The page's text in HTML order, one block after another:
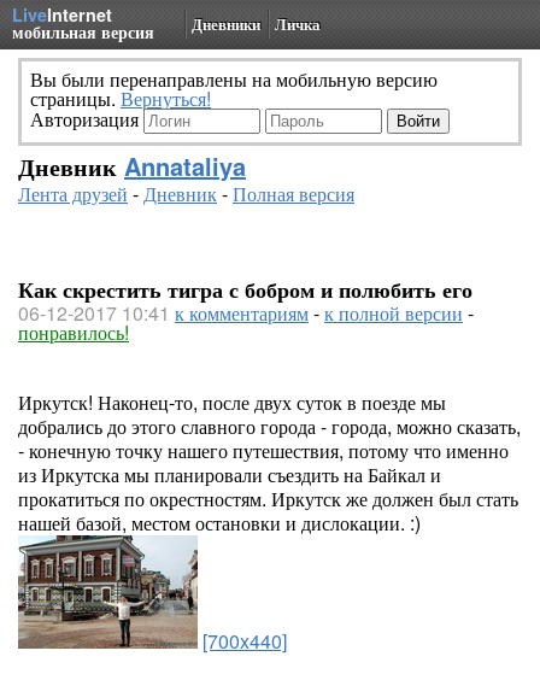
LiveInternet
мобильная версия Дневники Личка
Вы были перенаправлены на мобильную версию
страницы. Вернуться!
Авторизация
Дневник Annataliya
Лента друзей -Дневник-Полная версия
Как скрестить тигра с бобром и полюбить его
06-12-2017 10:41 к комментариям-к полной версии -
понравилось!
Иркутск! Наконец-то, после двух суток в поезде мы
добрались до этого славного города - города, можно сказать,
- конечную точку нашего путешествия, потому что именно
из Иркутска мы планировали съездить на Байкал и
прокатиться по окрестностям. Иркутск же должен был стать
нашей базой, местом остановки и дислокации. :)
[700x440]